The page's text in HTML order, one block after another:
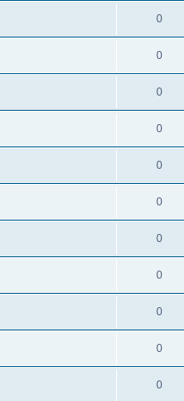
0
0
0
0
0
0
0
0
0
0
0